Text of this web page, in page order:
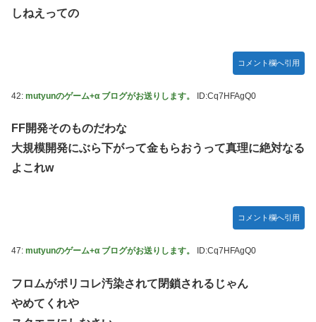
しねえっての
コメント欄へ引用
42: mutyunのゲーム+α ブログがお送りします。 ID:Cq7HFAgQ0
FF開発そのものだわな
大規模開発にぶら下がって金もらおうって真理に絶対なる
よこれw
コメント欄へ引用
47: mutyunのゲーム+α ブログがお送りします。 ID:Cq7HFAgQ0
フロムがポリコレ汚染されて閉鎖されるじゃん
やめてくれや